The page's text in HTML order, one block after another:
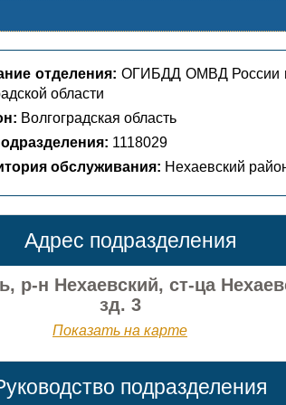
отделения: ОГИБДД ОМВД России
области
Волгоградская область
1118029
обслуживания: Нехаевский
Адрес подразделения
р-н Нехаевский, ст-ца
зд. 3
Показать на карте
подразделения